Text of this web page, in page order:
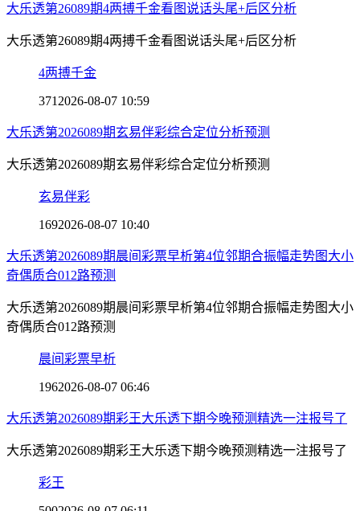
大乐透第26089期4两搏千金看图说话头尾+后区分析
大乐透第26089期4两搏千金看图说话头尾+后区分析
4两搏千金
371 2026-08-07 10:59
大乐透第2026089期玄易伴彩综合定位分析预测
大乐透第2026089期玄易伴彩综合定位分析预测
玄易伴彩
1692026-08-07 10:40
大乐透第2026089期晨间彩票早析第4位邻期合振幅走势图大小
奇偶质合012路预测
大乐透第2026089期晨间彩票早析第4位邻期合振幅走势图大小
奇偶质合012路预测
晨间彩票早析
1962026-08-07 06:46
大乐透第2026089期彩王大乐透下期今晚预测精选一注报号了
大乐透第2026089期彩王大乐透下期今晚预测精选一注报号了
彩王